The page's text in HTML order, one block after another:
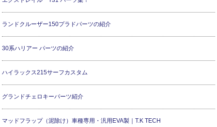
ランドクルーザー150プラドパーツの紹介
30系ハリアー パーツの紹介
ハイラックス215サーフカスタム
グランドチェロキーパーツ紹介
マッドフラップ（泥除け）車種専用・汎用EVA製｜T.K TECH